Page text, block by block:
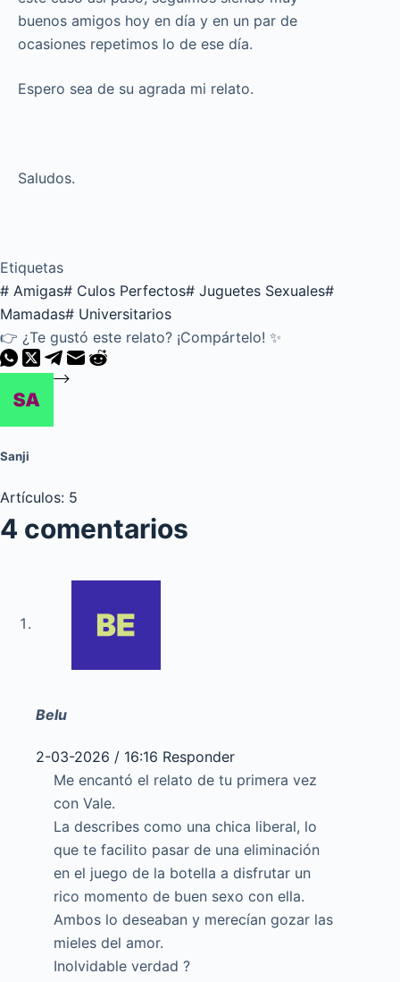
buenos amigos hoy en día y en un par de
ocasiones repetimos lo de ese día.
Espero sea de su agrada mi relato.
Saludos.
Etiquetas
# Amigas# Culos Perfectos# Juguetes Sexuales#
Mamadas# Universitarios
👉 ¿Te gustó este relato? ¡Compártelo! ✨
Sanji
Artículos: 5
4 comentarios
Belu
2-03-2026 / 16:16 Responder
Me encantó el relato de tu primera vez
con Vale.
La describes como una chica liberal, lo
que te facilito pasar de una eliminación
en el juego de la botella a disfrutar un
rico momento de buen sexo con ella.
Ambos lo deseaban y merecían gozar las
mieles del amor.
Inolvidable verdad ?